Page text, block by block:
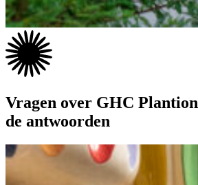
Vragen over GHC Plantion
de antwoorden